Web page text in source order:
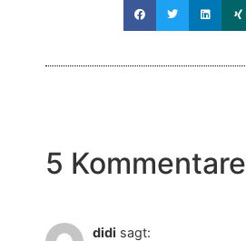
5 Kommentare
didi sagt: